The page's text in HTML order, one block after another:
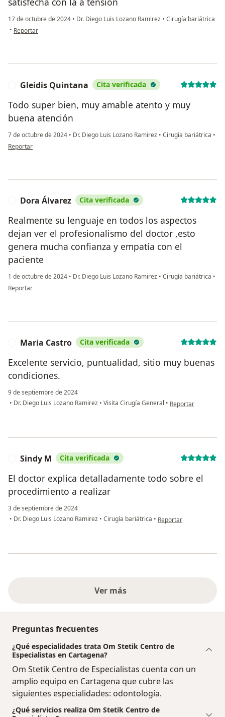
17 de octubre de 2024 • Dr. Diego Luis Lozano Ramirez • Cirugía bariátrica
• en opinión del usuario Isabel
Reportar
Gleidis Quintana Cita verificada
Todo super bien, muy amable atento y muy
buena atención
7 de octubre de 2024 • Dr. Diego Luis Lozano Ramirez • Cirugía bariátrica •
en opinión del usuario Gleidis Quintana
Reportar
Dora Álvarez Cita verificada
Realmente su lenguaje en todos los aspectos
dejan ver el profesionalismo del doctor ,esto
genera mucha confianza y empatía con el
paciente
1 de octubre de 2024 • Dr. Diego Luis Lozano Ramirez • Cirugía bariátrica •
en opinión del usuario Dora Álvarez
Reportar
Maria Castro Cita verificada
Excelente servicio, puntualidad, sitio muy buenas
condiciones.
9 de septiembre de 2024
• Dr. Diego Luis Lozano Ramirez • Visita Cirugía General • en opinión del
Reportar
Sindy M Cita verificada
El doctor explica detalladamente todo sobre el
procedimiento a realizar
3 de septiembre de 2024
• Dr. Diego Luis Lozano Ramirez • Cirugía bariátrica • en opinión del usuario
Reportar
Ver más
Preguntas frecuentes
¿Qué especialidades trata Om Stetik Centro de
Especialistas en Cartagena?
Om Stetik Centro de Especialistas cuenta con un
amplio equipo en Cartagena que cubre las
siguientes especialidades: odontología.
¿Qué servicios realiza Om Stetik Centro de